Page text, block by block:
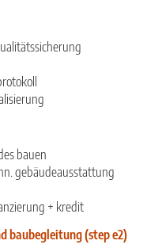
bauen
gebäudeausstattung
+ kredit
baubegleitung (step e2)